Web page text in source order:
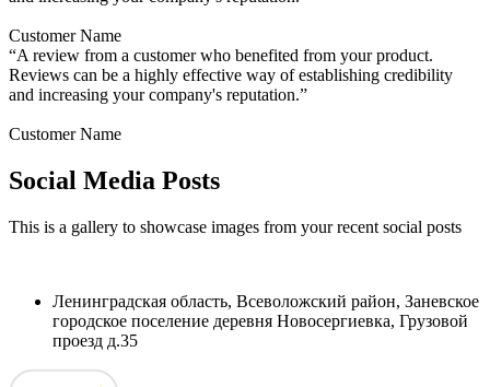
Customer Name
“A review from a customer who benefited from your product.
Reviews can be a highly effective way of establishing credibility
and increasing your company's reputation.”
Customer Name
Social Media Posts
This is a gallery to showcase images from your recent social posts
Ленинградская область, Всеволожский район, Заневское
городское поселение деревня Новосергиевка, Грузовой
проезд д.35